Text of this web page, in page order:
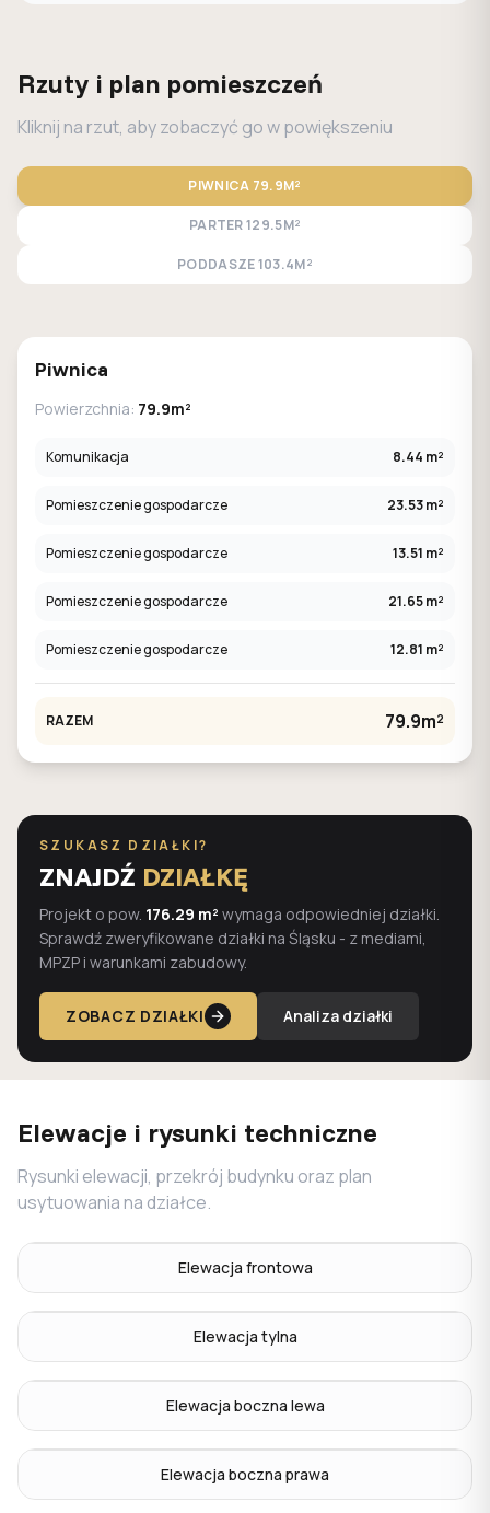
Rzuty i plan pomieszczeń
Kliknij na rzut, aby zobaczyć go w powiększeniu
PIWNICA 79.9M²
PARTER129.5M²
PODDASZE103.4M²
Piwnica
Powierzchnia: 79.9m²
Komunikacja 8.44 m²
Pomieszczenie gospodarcze 23.53 m²
Pomieszczenie gospodarcze 13.51 m²
Pomieszczenie gospodarcze 21.65 m²
Pomieszczenie gospodarcze 12.81 m²
RAZEM 79.9m²
SZUKASZ DZIAŁKI?
ZNAJDŹ DZIAŁKĘ
Projekt o pow. 176.29 m² wymaga odpowiedniej działki.
Sprawdź zweryfikowane działki na Śląsku - z mediami,
MPZP i warunkami zabudowy.
ZOBACZ DZIAŁKI Analiza działki
Elewacje i rysunki techniczne
Rysunki elewacji, przekrój budynku oraz plan
usytuowania na działce.
Elewacja frontowa
Elewacja tylna
Elewacja boczna lewa
Elewacja boczna prawa